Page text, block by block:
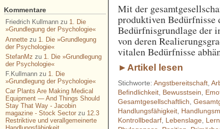
Mit der
produktiven Bedürfnisse
Bedürfnisgrundlage der
von deren
vitalen Bedürfnisse
►Artikel lesen
Stichworte:Angstbereitschaft ,
Befindlichkeit Bewusstsein
Gesamtgesellschaftlich ,
Handlungsfähigkeit
Kontrollbedarf Lebenslage
Kommentare
Friedrich Kullmannzu 1. Die
»Grundlegung der Psychologie«
Annettezu 1. Die »Grundlegung
der Psychologie«
StefanMz zu 1. Die »Grundlegung
der Psychologie«
F.Kullmannzu 1. Die
»Grundlegung der Psychologie«
Car Plants Are Making Medical
Equipment — And Things Should
Stay That Way - Jacobin
magazine - Stock Sectorzu 12.3
Restriktive und verallgemeinerte